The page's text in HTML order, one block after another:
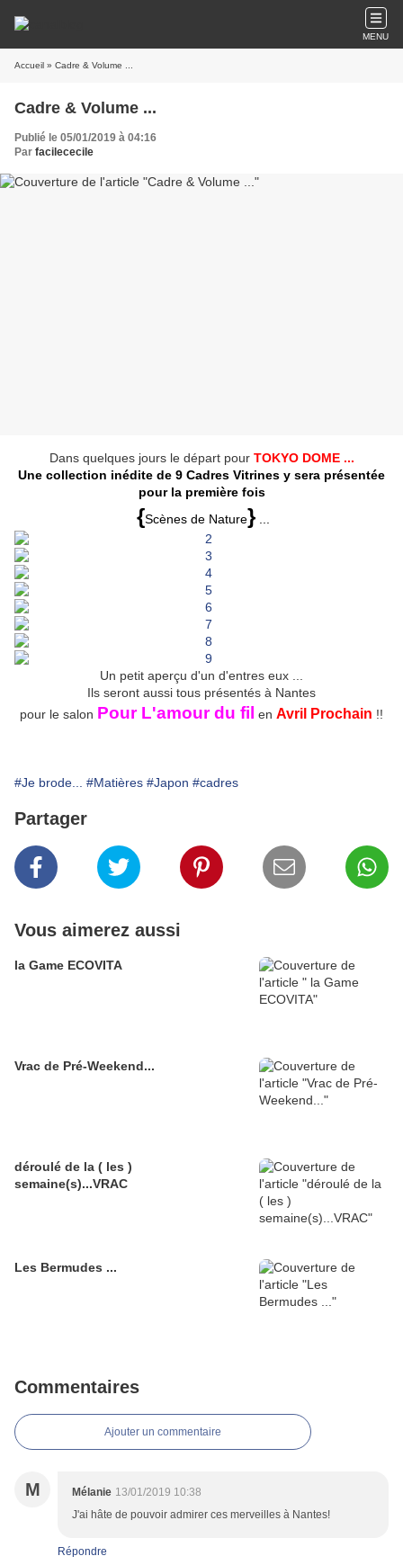
MENU
Accueil » Cadre & Volume ...
Cadre & Volume ...
Publié le 05/01/2019 à 04:16
Par facilececile
Dans quelques jours le départ pour TOKYO DOME ...
Une collection inédite de 9 Cadres Vitrines y sera présentée
pour la première fois
{Scènes de Nature}
Un petit aperçu d'un d'entres eux ...
Ils seront aussi tous présentés à Nantes
pour le salon Pour L'amour du fil en Avril Prochain !!
#Je brode... #Matières #Japon #cadres
Partager
Vous aimerez aussi
la Game ECOVITA
Vrac de Pré-Weekend...
déroulé de la ( les )
semaine(s)...VRAC
Les Bermudes ...
Commentaires
Ajouter un commentaire
M Mélanie 13/01/2019 10:38
J'ai hâte de pouvoir admirer ces merveilles à Nantes!
Répondre